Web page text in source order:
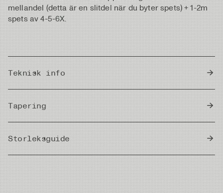
mellandel (detta är en slitdel när du byter spets) + 1-2m
spets av 4-5-6X.
Teknisk info
Country of Origin Japan
Tapering
Storleksguide
Meter/Cm|Fot/Tum
Butt Diam. Tip Diam. Strength